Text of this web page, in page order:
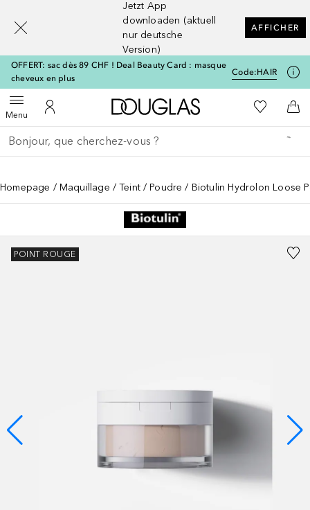
Jetzt App
downloaden (aktuell
nur deutsche
Version)
AFFICHER
OFFERT: sac dès 89 CHF ! Deal Beauty Card : masque
cheveux en plus
Code:HAIR
MenuOuvrir le menuVers Mon Compte
Vers l'accueil Douglas
Vers Ma
Retourner
Exécuter la recherche
Homepage Maquillage Teint Poudre Biotulin Hydrolon Loose
POINT ROUGE
[navigation.slideout.screenreader]